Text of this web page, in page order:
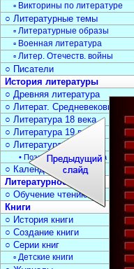
▫ Викторины по литературе
○ Литературные темы
▫ Литературные образы
▫ Военная литература
▫ Литер. Отечеств. войны
○ Писатели
История литературы
○ Древняя литература
○ Литерат. Средневековья
○ Литература 18 века
○ Литература 19 века
○ Литература 20 века
• Поэзия Серебрян. века
○ Календарь дат
Литературное чтение
○ Обучение чтению
Книги
○ История книги
○ Создание книги
○ Серии книг
▫ Детские книги